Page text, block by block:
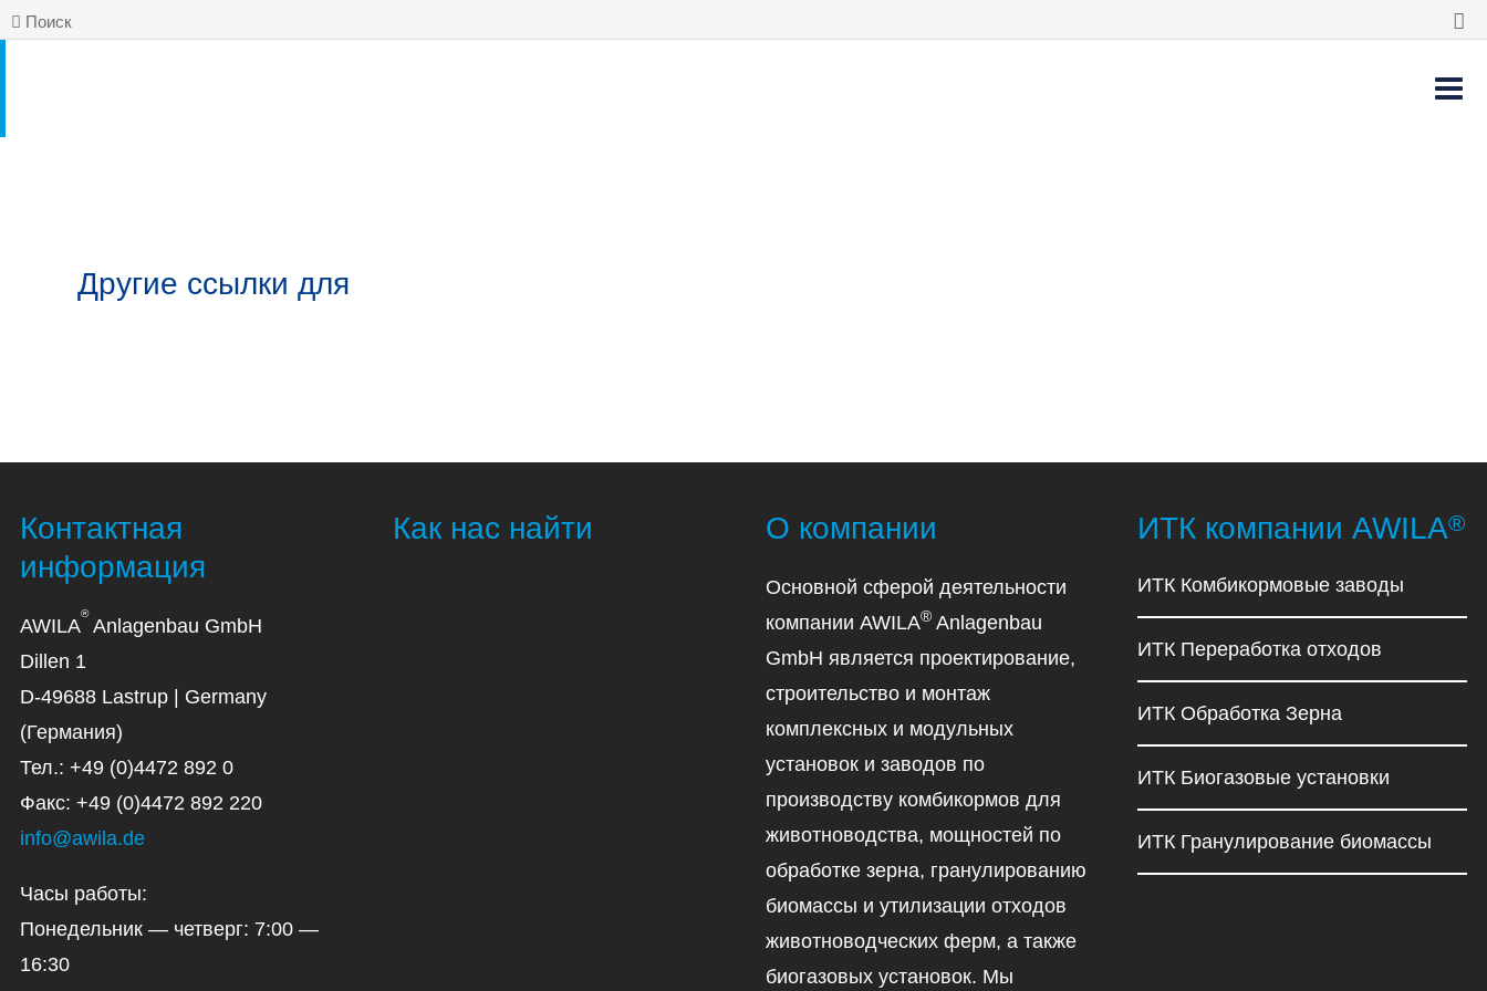
Поиск
Другие ссылки для
Контактная
информация
AWILA
®
Anlagenbau GmbH
Dillen 1
D-49688 Lastrup | Germany
(Германия)
Тел.: +49 (0)4472 892 0
Факс: +49 (0)4472 892 220
info@awila.de
Часы работы:
Понедельник — четверг: 7:00 —
16:30
Как нас найти О компании
Основной сферой деятельности
компании AWILA®Anlagenbau
GmbH является проектирование,
строительство и монтаж
комплексных и модульных
установок и заводов по
производству комбикормов для
животноводства, мощностей по
обработке зерна, гранулированию
биомассы и утилизации отходов
животноводческих ферм, а также
биогазовых установок. Мы
ИТК компании AWILA®
ИТК Комбикормовые заводы
ИТК Переработка отходов
ИТК Обработка Зерна
ИТК Биогазовые установки
ИТК Гранулирование биомассы